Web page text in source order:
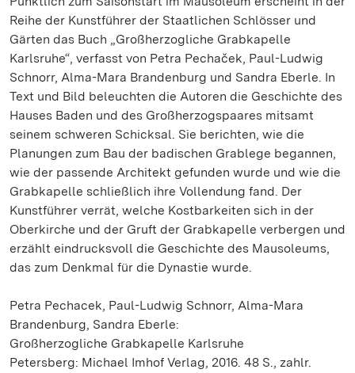
Reihe der Kunstführer der Staatlichen Schlösser und
Gärten das Buch „Großherzogliche Grabkapelle
Karlsruhe“, verfasst von Petra Pechaček, Paul-Ludwig
Schnorr, Alma-Mara Brandenburg und Sandra Eberle. In
Text und Bild beleuchten die Autoren die Geschichte des
Hauses Baden und des Großherzogspaares mitsamt
seinem schweren Schicksal. Sie berichten, wie die
Planungen zum Bau der badischen Grablege begannen,
wie der passende Architekt gefunden wurde und wie die
Grabkapelle schließlich ihre Vollendung fand. Der
Kunstführer verrät, welche Kostbarkeiten sich in der
Oberkirche und der Gruft der Grabkapelle verbergen und
erzählt eindrucksvoll die Geschichte des Mausoleums,
das zum Denkmal für die Dynastie wurde.
Petra Pechacek, Paul-Ludwig Schnorr, Alma-Mara
Brandenburg, Sandra Eberle:
Großherzogliche Grabkapelle Karlsruhe
Petersberg: Michael Imhof Verlag, 2016. 48 S., zahlr.